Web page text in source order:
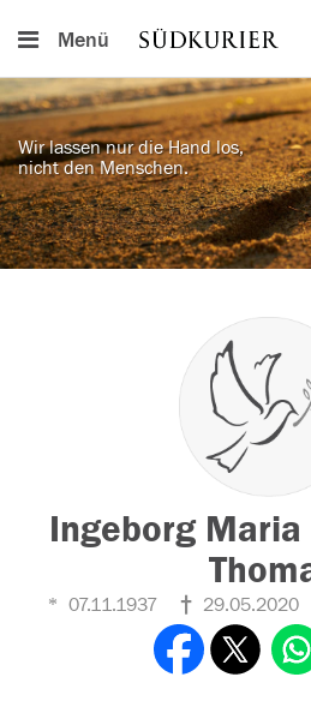
Menü
Wir lassen nur die Hand los,
nicht den Menschen.
Ingeborg Maria
07.11.1937 29.05.2020